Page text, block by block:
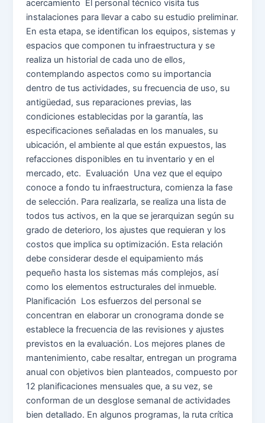
acercamiento El personal técnico visita tus
instalaciones para llevar a cabo su estudio preliminar.
En esta etapa, se identifican los equipos, sistemas y
espacios que componen tu infraestructura y se
realiza un historial de cada uno de ellos,
contemplando aspectos como su importancia
dentro de tus actividades, su frecuencia de uso, su
antigüedad, sus reparaciones previas, las
condiciones establecidas por la garantía, las
especificaciones señaladas en los manuales, su
ubicación, el ambiente al que están expuestos, las
refacciones disponibles en tu inventario y en el
mercado, etc. Evaluación Una vez que el equipo
conoce a fondo tu infraestructura, comienza la fase
de selección. Para realizarla, se realiza una lista de
todos tus activos, en la que se jerarquizan según su
grado de deterioro, los ajustes que requieran y los
costos que implica su optimización. Esta relación
debe considerar desde el equipamiento más
pequeño hasta los sistemas más complejos, así
como los elementos estructurales del inmueble.
Planificación Los esfuerzos del personal se
concentran en elaborar un cronograma donde se
establece la frecuencia de las revisiones y ajustes
previstos en la evaluación. Los mejores planes de
mantenimiento, cabe resaltar, entregan un programa
anual con objetivos bien planteados, compuesto por
12 planificaciones mensuales que, a su vez, se
conforman de un desglose semanal de actividades
bien detallado. En algunos programas, la ruta crítica